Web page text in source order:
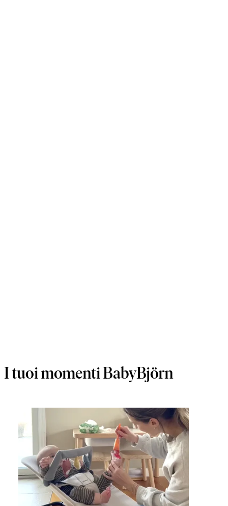
I tuoi momenti BabyBjörn